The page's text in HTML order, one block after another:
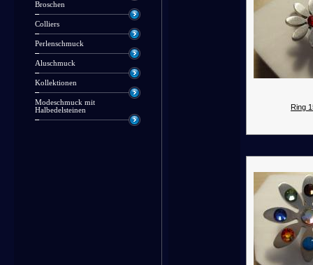
Broschen
Colliers
Perlenschmuck
Aluschmuck
Kollektionen
Modeschmuck mit
Halbedelsteinen
Ring